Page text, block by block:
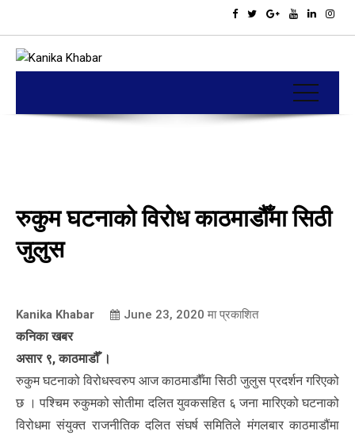
रुकुम घटनाको विरोध काठमाडौँमा सिठी
जुलुस
Kanika Khabar June 23, 2020 मा प्रकाशित
कनिका खबर
असार ९, काठमाडौँ ।
रुकुम घटनाको विरोधस्वरुप आज काठमाडौँमा सिठी जुलुस प्रदर्शन गरिएको
छ । पश्चिम रुकुमको सोतीमा दलित युवकसहित ६ जना मारिएको घटनाको
विरोधमा संयुक्त राजनीतिक दलित संघर्ष समितिले मंगलबार काठमाडौंमा